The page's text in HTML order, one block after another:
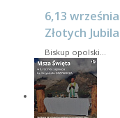
6,13
Złotych
Biskup opolski…